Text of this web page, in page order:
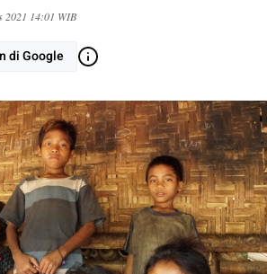
2021 14:01 WIB
di Google